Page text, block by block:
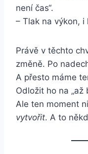
není čas“.
– Tlak na výkon,
Právě v těchto
změně. Po
A přesto máme
Odložit ho na „až
Ale ten moment
vytvořit. A to